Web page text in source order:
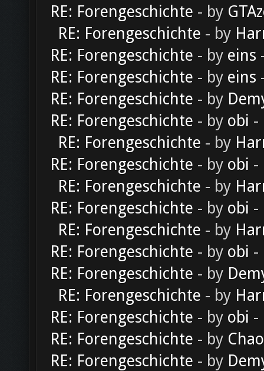
RE: Forengeschichte - by
RE: Forengeschichte - by
RE: Forengeschichte - by eins
RE: Forengeschichte - by eins
RE: Forengeschichte - by
RE: Forengeschichte - by obi -
RE: Forengeschichte - by
RE: Forengeschichte - by obi -
RE: Forengeschichte - by
RE: Forengeschichte - by obi -
RE: Forengeschichte - by
RE: Forengeschichte - by obi -
RE: Forengeschichte - by
RE: Forengeschichte - by
RE: Forengeschichte - by obi -
RE: Forengeschichte - by
RE: Forengeschichte - by